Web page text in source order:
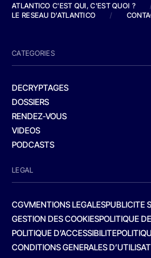
ATLANTICO C'EST QUI, C'EST QUOI ?
LE RESEAU D'ATLANTICO
/
CATEGORIES
DECRYPTAGES
DOSSIERS
RENDEZ-VOUS
VIDEOS
PODCASTS
LEGAL
CGVMENTIONS LEGALESPUBLICITE
GESTION DES COOKIESPOLITIQUE
POLITIQUE D’ACCESSIBILITE
CONDITIONS GENERALES